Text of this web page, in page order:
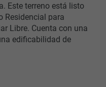
Este terreno está listo
Residencial para
Libre. Cuenta con una
edificabilidad de